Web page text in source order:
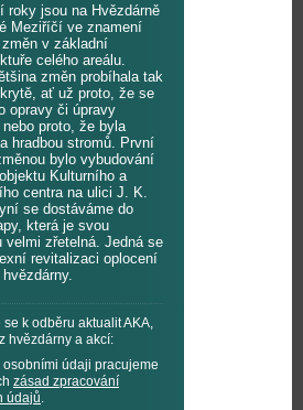
roky jsou na Hvězdárně
Meziříčí ve znamení
v základní
celého areálu.
změn probíhala tak
ať už proto, že se
opravy či úpravy
nebo proto, že byla
hradbou stromů. První
bylo vybudování
Kulturního a
centra na ulici J. K.
se dostáváme do
která je svou
velmi zřetelná. Jedná se
revitalizaci oplocení
se k odběru aktualit AKA,
hvězdárny a akcí:
osobními údaji pracujeme
zásad zpracování
údajů